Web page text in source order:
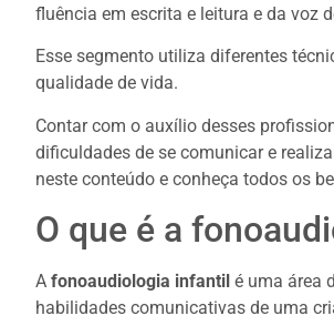
fluência em escrita e leitura e da voz
Esse segmento utiliza diferentes
qualidade de vida.
Contar com o auxílio desses
dificuldades de se comunicar e
neste conteúdo e conheça todos os
O que é a
A fonoaudiologia infantil é uma área
habilidades comunicativas de uma